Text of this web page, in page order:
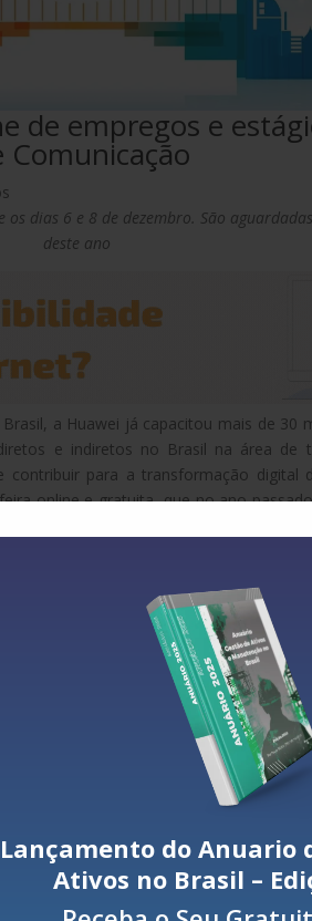
Lançamento do Anuario
Ativos no Brasil –
de empregos e
dias 6 e 8 de dezembro. São
deste ano
a Huawei já capacitou mais de 30
e indiretos no Brasil na área de
contribuir para a transformação digital
online e gratuita, que no ano
do setor de TIC. Durante a feira,
para emprego e estágio, perfis
dias 6, 7 e 8 de dezembro, das 15h às
a Zoom tecnologia, SND Distribuição,
a participação da Associação Brasileira
divulgação da plataforma de talentos
que ajuda estudantes a
de TIC seriam demandados pelo
Entretanto, apenas 46 mil têm sido
mercado de tecnologia do nosso País e
ano ainda mais oportunidades sejam
da Huawei no Brasil.